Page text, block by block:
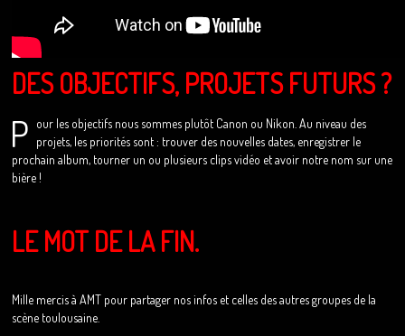
DES OBJECTIFS, PROJETS FUTURS ?
P our les objectifs nous sommes plutôt Canon ou Nikon. Au niveau des
projets, les priorités sont : trouver des nouvelles dates, enregistrer le
prochain album, tourner un ou plusieurs clips vidéo et avoir notre nom sur une
bière !
LE MOT DE LA FIN.
Mille mercis à AMT pour partager nos infos et celles des autres groupes de la
scène toulousaine.